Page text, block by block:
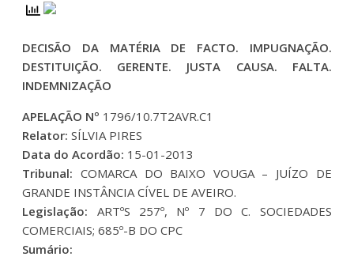
DECISÃO DA MATÉRIA DE FACTO. IMPUGNAÇÃO.
DESTITUIÇÃO. GERENTE. JUSTA CAUSA. FALTA.
INDEMNIZAÇÃO
APELAÇÃO Nº 1796/10.7T2AVR.C1
Relator: SÍLVIA PIRES
Data do Acordão: 15-01-2013
Tribunal:COMARCA DO BAIXO VOUGA – JUÍZO DE
GRANDE INSTÂNCIA CÍVEL DE AVEIRO.
Legislação: ARTºS 257º, Nº 7 DO C. SOCIEDADES
COMERCIAIS; 685º-B DO CPC
Sumário: